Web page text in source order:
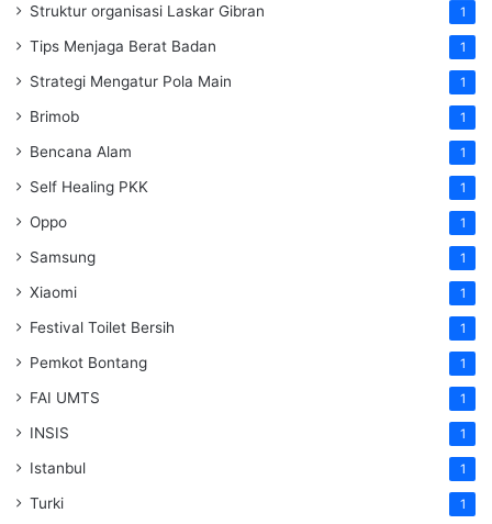
Struktur organisasi Laskar Gibran 1
Tips Menjaga Berat Badan 1
Strategi Mengatur Pola Main 1
Brimob 1
Bencana Alam 1
Self Healing PKK 1
Oppo 1
Samsung 1
Xiaomi 1
Festival Toilet Bersih 1
Pemkot Bontang 1
FAI UMTS 1
INSIS 1
Istanbul 1
Turki 1